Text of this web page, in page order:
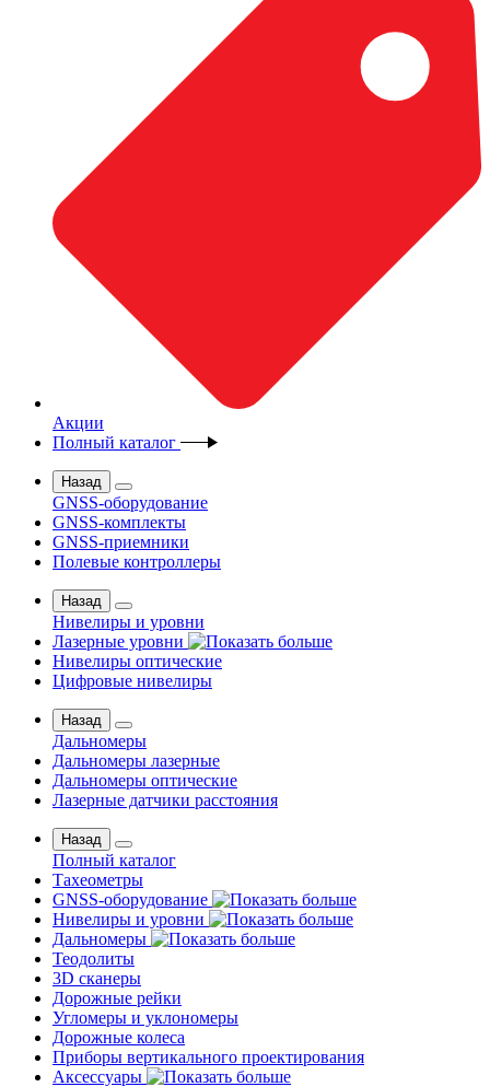
Акции
Полный каталог
Назад
GNSS-оборудование
GNSS-комплекты
GNSS-приемники
Полевые контроллеры
Назад
Нивелиры и уровни
Лазерные уровни
Нивелиры оптические
Цифровые нивелиры
Назад
Дальномеры
Дальномеры лазерные
Дальномеры оптические
Лазерные датчики расстояния
Назад
Полный каталог
Тахеометры
GNSS-оборудование
Нивелиры и уровни
Дальномеры
Теодолиты
3D сканеры
Дорожные рейки
Угломеры и уклономеры
Дорожные колеса
Приборы вертикального проектирования
Аксессуары